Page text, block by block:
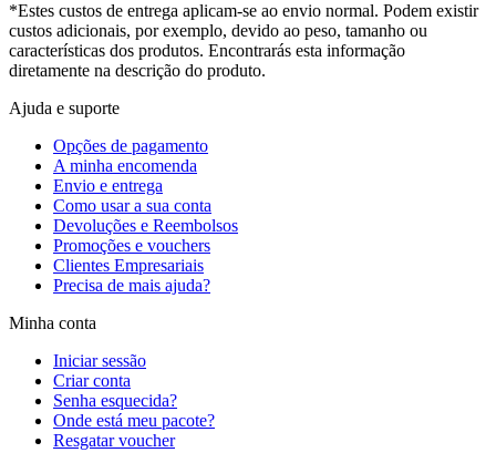
*Estes custos de entrega aplicam-se ao envio normal. Podem existir
custos adicionais, por exemplo, devido ao peso, tamanho ou
características dos produtos. Encontrarás esta informação
diretamente na descrição do produto.
Ajuda e suporte
Opções de pagamento
A minha encomenda
Envio e entrega
Como usar a sua conta
Devoluções e Reembolsos
Promoções e vouchers
Clientes Empresariais
Precisa de mais ajuda?
Minha conta
Iniciar sessão
Criar conta
Senha esquecida?
Onde está meu pacote?
Resgatar voucher